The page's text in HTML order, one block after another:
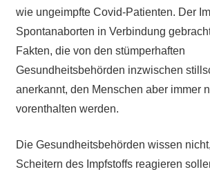
wie ungeimpfte Covid-Patienten. Der
Spontanaborten in Verbindung
Fakten, die von den stümperhaften
Gesundheitsbehörden inzwischen
anerkannt, den Menschen aber immer
vorenthalten werden.
Die Gesundheitsbehörden wissen
Scheitern des Impfstoffs reagieren